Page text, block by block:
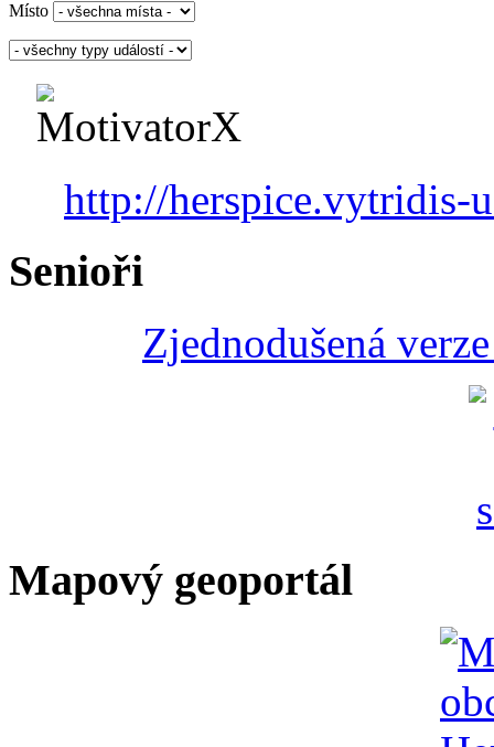
Místo
http://herspice.vytridis-
Senioři
Zjednodušená
Mapový geoportál